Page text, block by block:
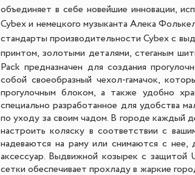
объединяет в себе новейшие инновации,
Cybex и немецкого музыканта Алека
стандарты производительности Cybex с
принтом, золотыми деталями, стеганым
Pack предназначен для создания
собой своеобразный чехол-гамачок,
прогулочным блоком, а также удобно
специально разработанное для удобства
по уходу за своим чадом. В городе каждый
настроить коляску в соответствии с
надеваются на раму или снимаются с нее,
аксессуар. Выдвижной козырек с защитой
сетки обеспечивает прохладу в жаркие